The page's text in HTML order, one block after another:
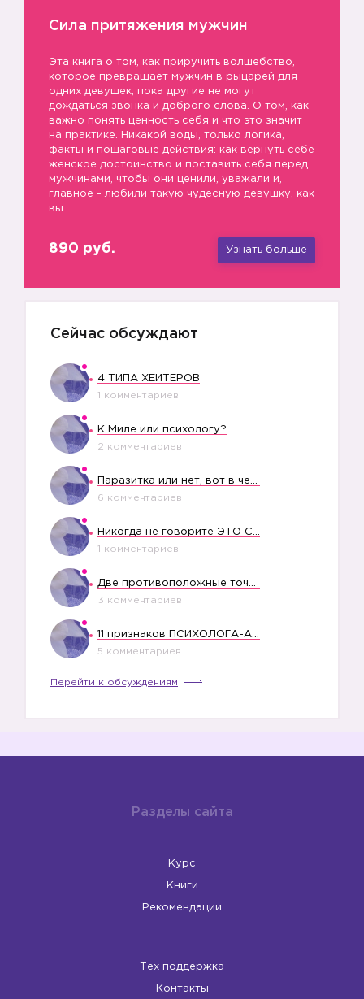
😉
🎀
Сила притяжения мужчин
Эта книга о том, как приручить волшебство,
которое превращает мужчин в рыцарей для
одних девушек, пока другие не могут
дождаться звонка и доброго слова. О том, как
важно понять ценность себя и что это значит
на практике. Никакой воды, только логика,
факты и пошаговые действия: как вернуть себе
женское достоинство и поставить себя перед
мужчинами, чтобы они ценили, уважали и,
главное - любили такую чудесную девушку, как
вы.
890 руб. Узнать больше
Сейчас обсуждают
4 ТИПА ХЕЙТЕРОВ
1 комментариев
К Миле или психологу?
2 комментариев
Паразитка или нет, вот в чем вопрос?
6 комментариев
Никогда не говорите ЭТО СВОЕМУ РЕБЕНКУ
1 комментариев
Две противоположные точки зрения насчет финансового положения жены в семье
3 комментариев
11 признаков ПСИХОЛОГА-АБЬЮЗЕРА
5 комментариев
Перейти к обсуждениям
Разделы сайта
Курс
Книги
Рекомендации
Тех поддержка
Контакты